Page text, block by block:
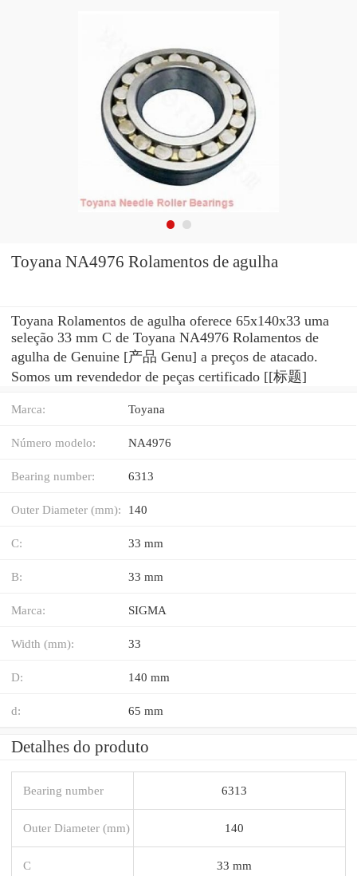
Toyana NA4976 Rolamentos de agulha
Toyana Rolamentos de agulha oferece 65x140x33 uma
seleção 33 mm C de Toyana NA4976 Rolamentos de
agulha de Genuine [产品 Genu] a preços de atacado.
Somos um revendedor de peças certificado [[标题]
Marca: Toyana
Número modelo: NA4976
Bearing number: 6313
Outer Diameter (mm): 140
C: 33 mm
B: 33 mm
Marca: SIGMA
Width (mm): 33
D: 140 mm
d: 65 mm
Detalhes do produto
Bearing number 6313
Outer Diameter (mm) 140
C 33 mm